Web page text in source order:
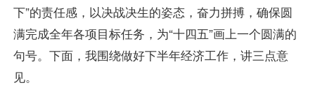
下”的责任感，以决战决生的姿态，奋力拼搏，确保圆
满完成全年各项目标任务，为“十四五”画上一个圆满的
句号。下面，我围绕做好下半年经济工作，讲三点意
见。